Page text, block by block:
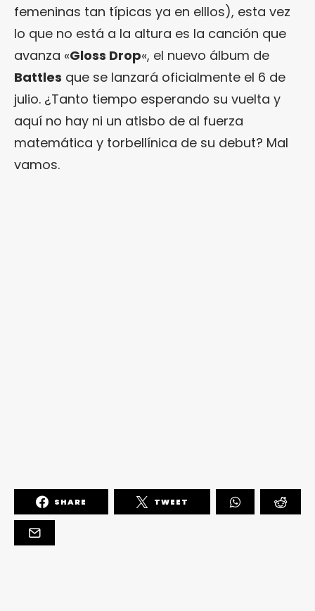
femeninas tan típicas ya en elllos), esta vez
lo que no está a la altura es la canción que
avanza «Gloss Drop«, el nuevo álbum de
Battles que se lanzará oficialmente el 6 de
julio. ¿Tanto tiempo esperando su vuelta y
aquí no hay ni un atisbo de al fuerza
matemática y torbellínica de su debut? Mal
vamos.
SHARE TWEET